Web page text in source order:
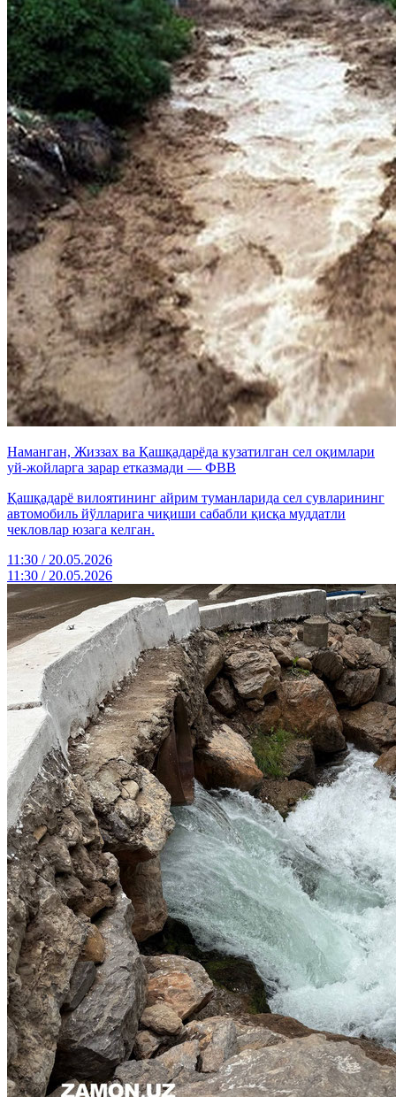
Наманган, Жиззах ва Қашқадарёда кузатилган сел оқимлари
уй-жойларга зарар етказмади — ФВВ
Қашқадарё вилоятининг айрим туманларида сел сувларининг
автомобиль йўлларига чиқиши сабабли қисқа муддатли
чекловлар юзага келган.
11:30 / 20.05.2026
11:30 / 20.05.2026